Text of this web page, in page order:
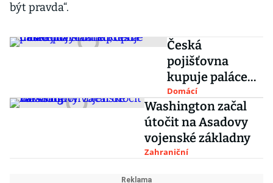
být pravda“.
Česká
pojišťovna
kupuje paláce
na Můstku, cena
může jít výrazně
přes miliardu
Domácí
Washington začal
útočit na Asadovy
vojenské základny
Zahraniční